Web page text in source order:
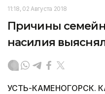
11:18, 02 Августа 2018
Причины
насилия
УСТЬ-КАМЕНОГОРСК.